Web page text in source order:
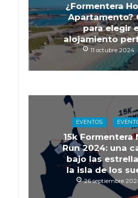
¿Formentera
Apartamento?
para elegir
alojamiento
11 octubre 2024
EVENTOS
15k Formentera
Run 2024: una
bajo las
la isla de los
26 septiembre